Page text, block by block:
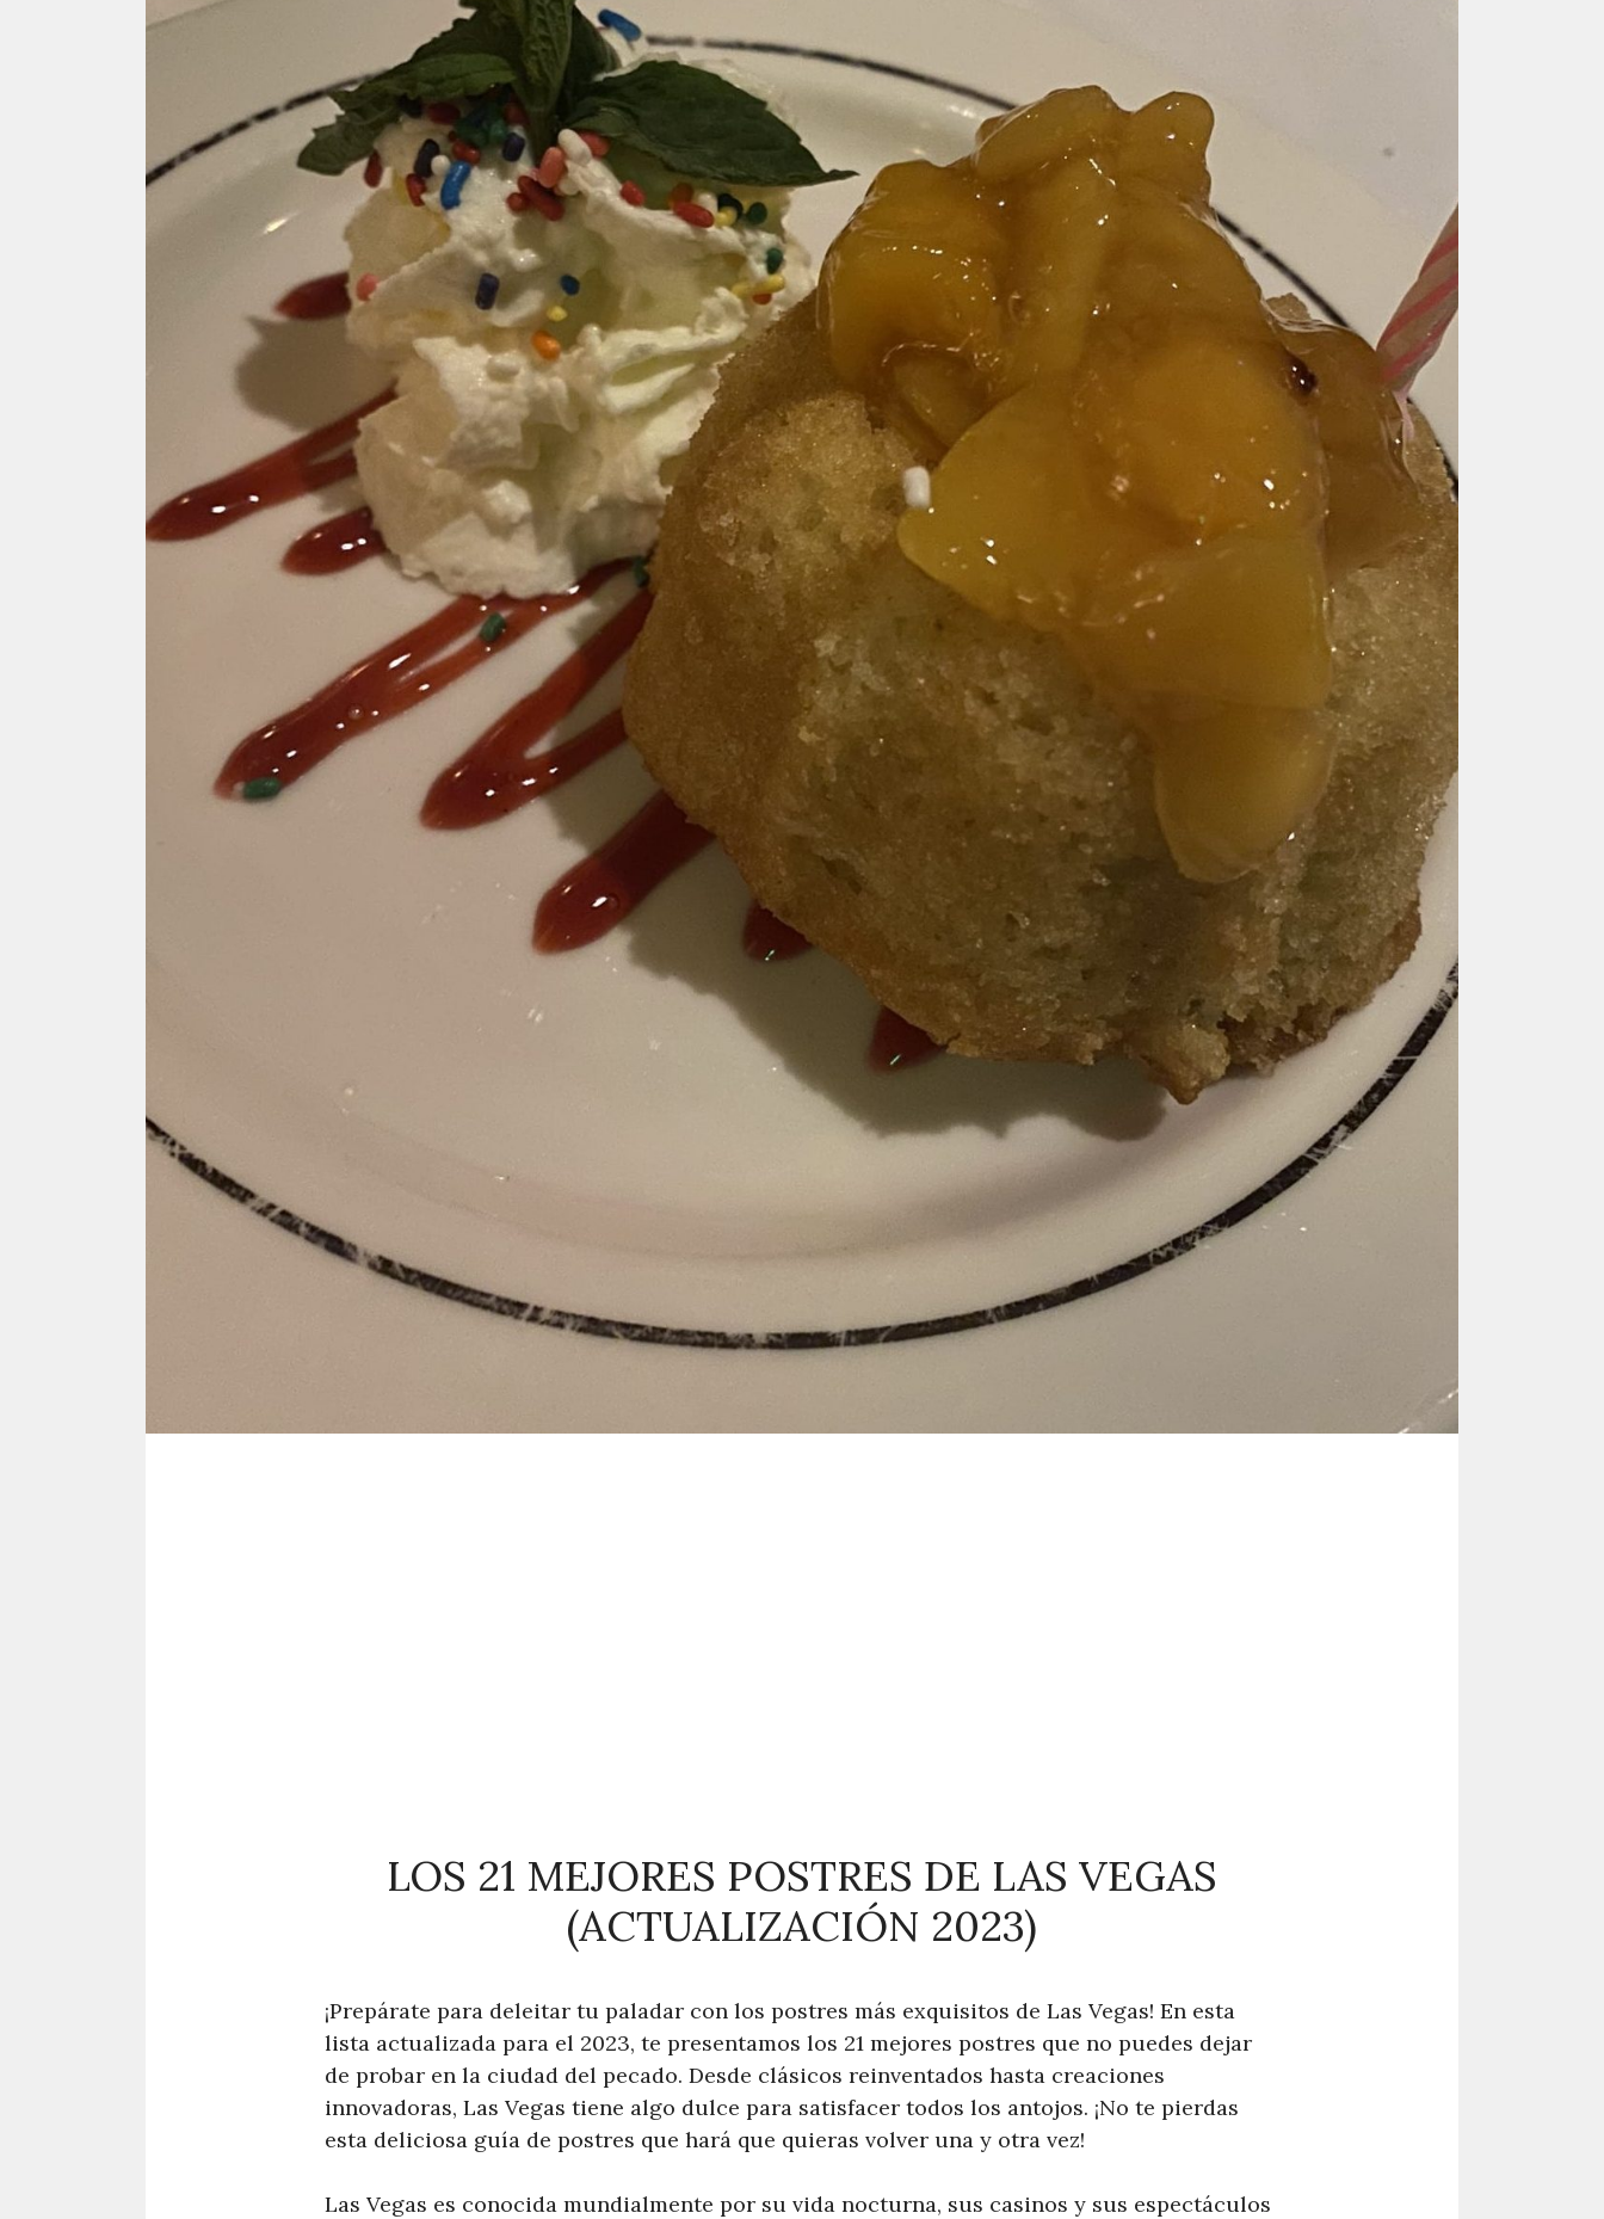
LOS 21 MEJORES POSTRES DE LAS VEGAS
(ACTUALIZACIÓN 2023)
¡Prepárate para deleitar tu paladar con los postres más exquisitos de Las Vegas! En esta
lista actualizada para el 2023, te presentamos los 21 mejores postres que no puedes dejar
de probar en la ciudad del pecado. Desde clásicos reinventados hasta creaciones
innovadoras, Las Vegas tiene algo dulce para satisfacer todos los antojos. ¡No te pierdas
esta deliciosa guía de postres que hará que quieras volver una y otra vez!
Las Vegas es conocida mundialmente por su vida nocturna, sus casinos y sus espectáculos